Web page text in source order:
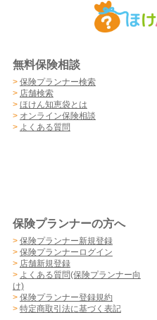
無料保険相談
> 保険プランナー検索
> 店舗検索
> ほけん知恵袋とは
> オンライン保険相談
> よくある質問
保険プランナーの方へ
> 保険プランナー新規登録
> 保険プランナーログイン
> 店舗新規登録
> よくある質問(保険プランナー向
け)
> 保険プランナー登録規約
> 特定商取引法に基づく表記